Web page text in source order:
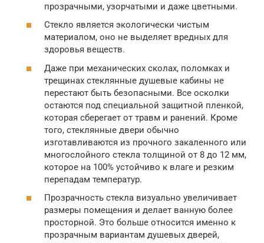
прозрачными, узорчатыми и даже цветными.
Стекло является экологически чистым
материалом, оно не выделяет вредных для
здоровья веществ.
Даже при механических сколах, поломках и
трещинах стеклянные душевые кабины не
перестают быть безопасными. Все осколки
остаются под специальной защитной пленкой,
которая сберегает от травм и ранений. Кроме
того, стеклянные двери обычно
изготавливаются из прочного закаленного или
многослойного стекла толщиной от 8 до 12 мм,
которое на 100% устойчиво к влаге и резким
перепадам температур.
Прозрачность стекла визуально увеличивает
размеры помещения и делает ванную более
просторной. Это больше относится именно к
прозрачным вариантам душевых дверей,